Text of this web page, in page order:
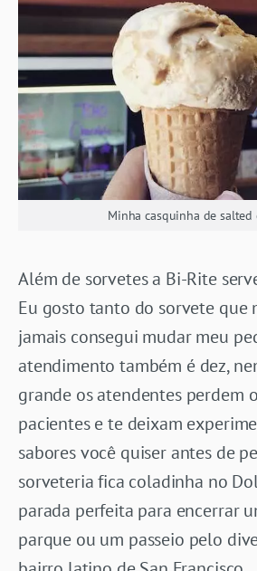
Minha casquinha de salted
Além de sorvetes a Bi-Rite
Eu gosto tanto do sorvete que
jamais consegui mudar meu
atendimento também é dez,
grande os atendentes perdem
pacientes e te deixam
sabores você quiser antes de
sorveteria fica coladinha no
parada perfeita para encerrar
parque ou um passeio pelo